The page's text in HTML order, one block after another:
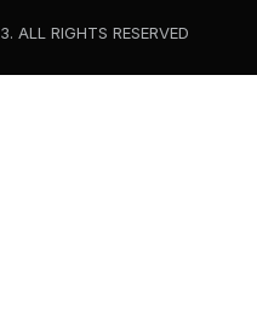
ALL RIGHTS RESERVED